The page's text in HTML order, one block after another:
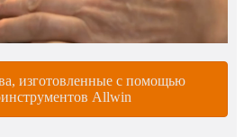
изготовленные с помощью
Allwin